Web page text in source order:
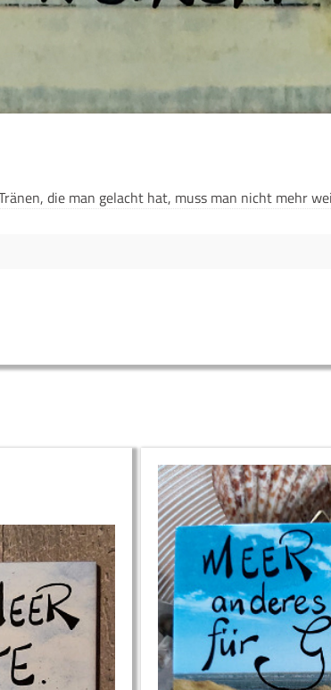
die man gelacht hat, muss man nicht mehr